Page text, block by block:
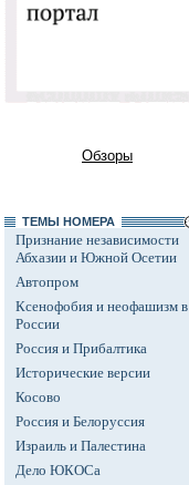
Обзоры
ТЕМЫ НОМЕРА
Признание независимости
Абхазии и Южной Осетии
Автопром
Ксенофобия и неофашизм в
России
Россия и Прибалтика
Исторические версии
Косово
Россия и Белоруссия
Израиль и Палестина
Дело ЮКОСа